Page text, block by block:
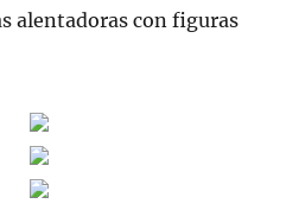
alentadoras con figuras